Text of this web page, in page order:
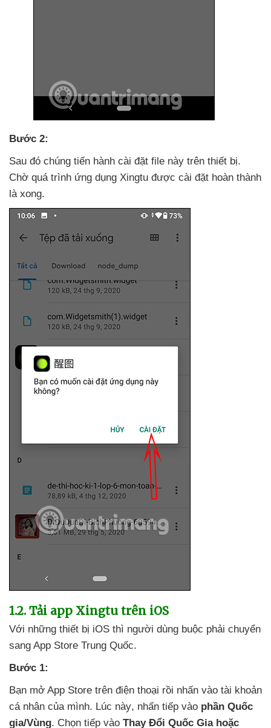
Bước 2:
Sau đó chúng tiến hành cài đặt file này trên thiết bị.
Chờ quá trình ứng dụng Xingtu được cài đặt hoàn thành
là xong.
1.2. Tải app Xingtu trên iOS
Với những thiết bị iOS thì người dùng buộc phải chuyển
sang App Store Trung Quốc.
Bước 1:
Bạn mở App Store trên điện thoại rồi nhấn vào tài khoản
cá nhân của mình. Lúc này, nhấn tiếp vào phần Quốc
gia/Vùng. Chọn tiếp vào Thay Đổi Quốc Gia hoặc